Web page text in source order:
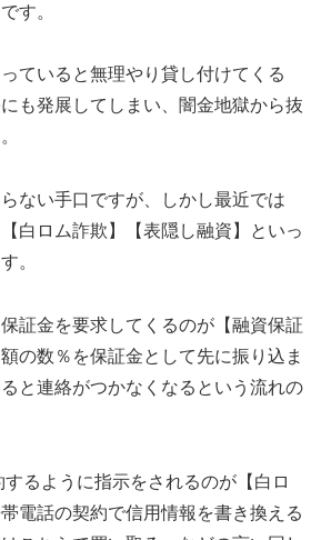
す。
ていると無理やり貸し付けてくる
にも発展してしまい、闇金地獄から抜
ない手口ですが、しかし最近では
白ロム詐欺】【表隠し融資】といっ
。
証金を要求してくるのが【融資保証
の数％を保証金として先に振り込ま
と連絡がつかなくなるという流れの
るように指示をされるのが【白ロ
電話の契約で信用情報を書き換える